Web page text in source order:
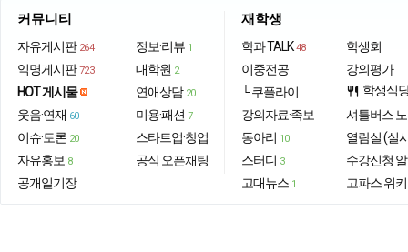
커뮤니티
자유게시판 264
익명게시판 723
HOT 게시물
웃음·연재 60
이슈·토론 20
자유홍보 8
공개일기장
정보·리뷰 1
대학원 2
연애상담 20
미용·패션 7
스타트업·창업
공식 오픈채팅
재학생
학과 TALK 48
이중전공
└ 쿠플라이
강의자료·족보
동아리 10
스터디 3
고대뉴스 1
학생회
강의평가
restaurant 학생식
셔틀버스
열람실 (실
수강신청
고파스 위키